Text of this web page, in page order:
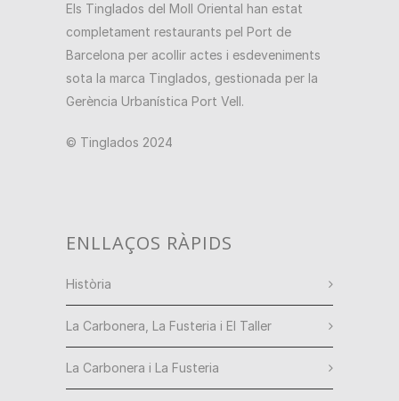
Els Tinglados del Moll Oriental han estat
completament restaurants pel Port de
Barcelona per acollir actes i esdeveniments
sota la marca Tinglados, gestionada per la
Gerència Urbanística Port Vell.
© Tinglados 2024
ENLLAÇOS RÀPIDS
Història
La Carbonera, La Fusteria i El Taller
La Carbonera i La Fusteria